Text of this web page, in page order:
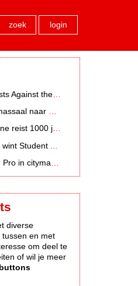
zoek login
the Kremlin III
op Marktplaats
in de tijd naar 'Hemastein'
Academy Award
citymarketing
diverse
en met
om deel te
of wil je meer